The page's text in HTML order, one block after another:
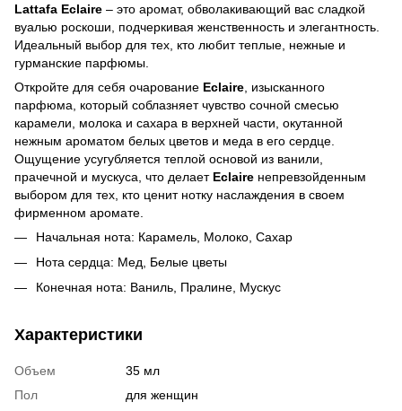
Lattafa Eclaire – это аромат, обволакивающий вас сладкой
вуалью роскоши, подчеркивая женственность и элегантность.
Идеальный выбор для тех, кто любит теплые, нежные и
гурманские парфюмы.
Откройте для себя очарование Eclaire , изысканного
парфюма, который соблазняет чувство сочной смесью
карамели, молока и сахара в верхней части, окутанной
нежным ароматом белых цветов и меда в его сердце.
Ощущение усугубляется теплой основой из ванили,
прачечной и мускуса, что делает Eclaire непревзойденным
выбором для тех, кто ценит нотку наслаждения в своем
фирменном аромате.
Начальная нота: Карамель, Молоко, Сахар
Нота сердца: Мед, Белые цветы
Конечная нота: Ваниль, Пралине, Мускус
Характеристики
Объем
35 мл
Пол
для женщин